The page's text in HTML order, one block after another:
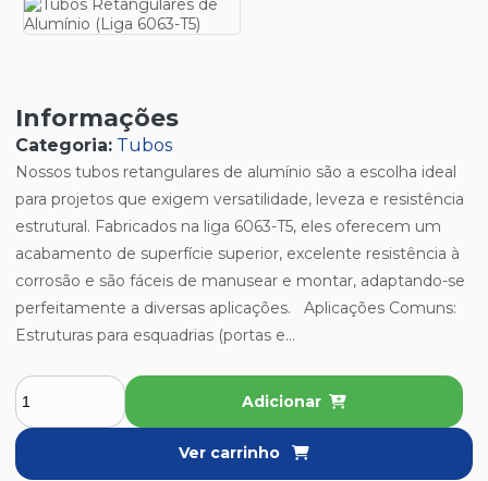
Informações
Categoria: Tubos
Nossos tubos retangulares de alumínio são a escolha ideal
para projetos que exigem versatilidade, leveza e resistência
estrutural. Fabricados na liga 6063-T5, eles oferecem um
acabamento de superfície superior, excelente resistência à
corrosão e são fáceis de manusear e montar, adaptando-se
perfeitamente a diversas aplicações. Aplicações Comuns:
Estruturas para esquadrias (portas e...
Adicionar
Ver carrinho